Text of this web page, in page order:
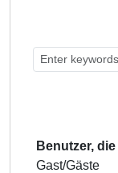
Benutzer,
Gast/Gäste